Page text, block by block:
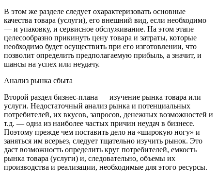
В этом же разделе следует охарактеризовать основные
качества товара (услуги), его внешний вид, если необходимо
— и упаковку, и сервисное обслуживание. На этом этапе
целесообразно прикинуть цену товара и затраты, которые
необходимо будет осуществить при его изготовлении, что
позволит определить предполагаемую прибыль, а значит, и
шансы на успех или неудачу.
Анализ рынка сбыта
Второй раздел бизнес-плана — изучение рынка товара или
услуги. Недостаточный анализ рынка и потенциальных
потребителей, их вкусов, запросов, денежных возможностей и
т.д. — одна из наиболее частых причин неудач в бизнесе.
Поэтому прежде чем поставить дело на «широкую ногу» и
заняться им всерьез, следует тщательно изучить рынок. Это
даст возможность определить круг потребителей, емкость
рынка товара (услуги) и, следовательно, объемы их
производства и реализации, необходимые для этого ресурсы.